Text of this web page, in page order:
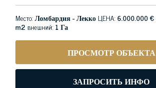
Место:Ломбардия - Лекко ЦЕНА:6.000.000 €
m2 внешний: 1 Га
ПРОСМОТР ОБЪЕКТА
ЗАПРОСИТЬ ИНФО